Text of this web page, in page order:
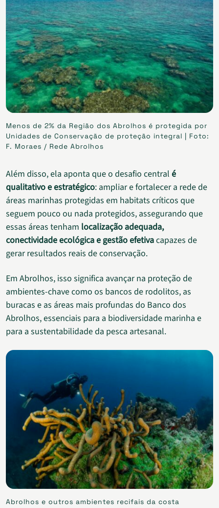
Menos de 2% da Região dos Abrolhos é protegida por
Unidades de Conservação de proteção integral | Foto:
F. Moraes / Rede Abrolhos
Além disso, ela aponta que o desafio central é
qualitativo e estratégico: ampliar e fortalecer a rede de
áreas marinhas protegidas em habitats críticos que
seguem pouco ou nada protegidos, assegurando que
essas áreas tenham localização adequada,
conectividade ecológica e gestão efetivacapazes de
gerar resultados reais de conservação.
Em Abrolhos, isso significa avançar na proteção de
ambientes-chave como os bancos de rodolitos, as
buracas e as áreas mais profundas do Banco dos
Abrolhos, essenciais para a biodiversidade marinha e
para a sustentabilidade da pesca artesanal.
Abrolhos e outros ambientes recifais da costa